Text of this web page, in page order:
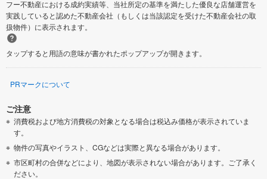
フー不動産における成約実績等、当社所定の基準を満たした優良な店舗運営を
実践していると認めた不動産会社（もしくは当該認定を受けた不動産会社の取
扱物件）に表示されます。
タップすると用語の意味が書かれたポップアップが開きます。
PRマークについて
ご注意
消費税および地方消費税の対象となる場合は税込み価格が表示されていま
す。
物件の写真やイラスト、CGなどは実際と異なる場合があります。
市区町村の合併などにより、地図が表示されない場合があります。ご了承く
ださい。